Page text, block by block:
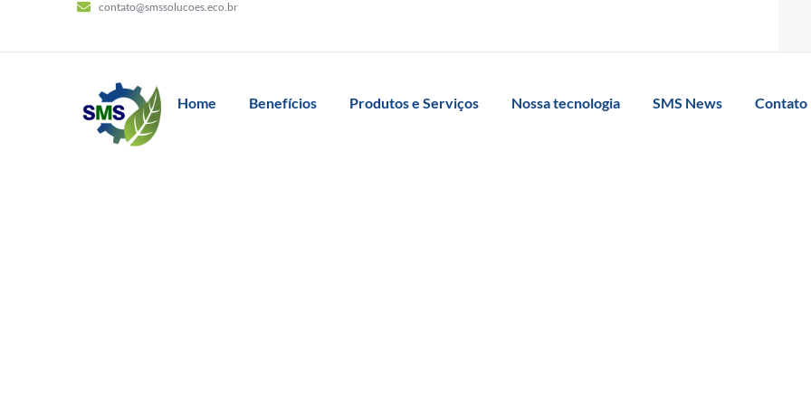
contato@smssolucoes.eco.br
Home Benefícios Produtos e Serviços Nossa tecnologia SMS News Contato